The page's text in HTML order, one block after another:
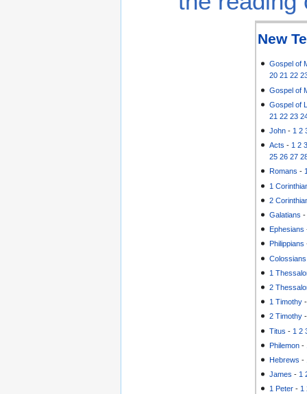
New
Gospel of
20 21 22
Gospel of
Gospel of
21 22 23
John - 1 2
Acts - 1 2
25 26 27
Romans -
1
2
Galatians
Ephesians
Philippians
Colossians
1
2
1 Timothy
2 Timothy
Titus - 1 2
Philemon -
Hebrews -
James - 1
1 Peter -1